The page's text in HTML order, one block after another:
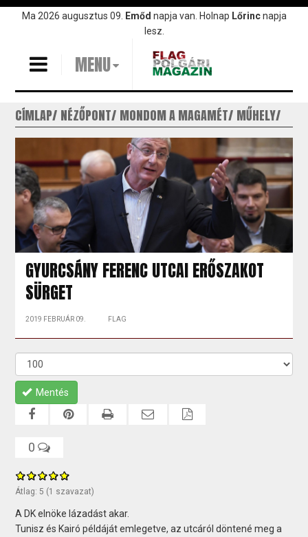
UgrásMa 2026 augusztus 09. Emőd napja van. Holnap Lőrincnapja
lesz.
MENU
CÍMLAP NÉZŐPONT MONDOM A MAGAMÉT MŰHELY
GYURCSÁNY FERENC UTCAI ERŐSZAKOT
SÜRGET
2019 FEBRUÁR 09. FLAG
Mentés
0
Átlag: 5 (1 szavazat)
A DK elnöke lázadást akar.
Tunisz és Kairó példáját emlegetve, az utcáról döntené meg a